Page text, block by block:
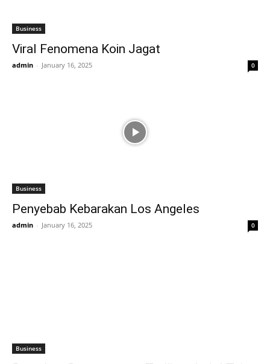
Business
Viral Fenomena Koin Jagat
admin - January 16, 2025 0
Business
Penyebab Kebarakan Los Angeles
admin - January 16, 2025 0
Business